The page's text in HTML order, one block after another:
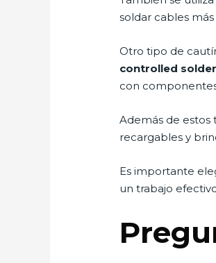
soldar cables
Otro tipo de
controlled
con
Además de estos
recargables y
Es importante
un trabajo